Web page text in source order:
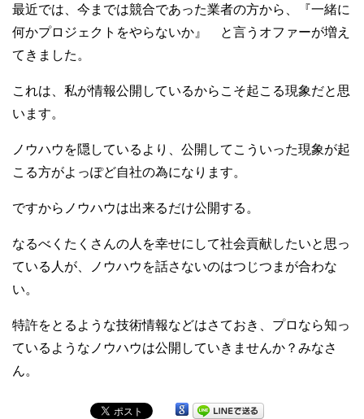
最近では、今までは競合であった業者の方から、『一緒に
何かプロジェクトをやらないか』 と言うオファーが増え
てきました。
これは、私が情報公開しているからこそ起こる現象だと思
います。
ノウハウを隠しているより、公開してこういった現象が起
こる方がよっぽど自社の為になります。
ですからノウハウは出来るだけ公開する。
なるべくたくさんの人を幸せにして社会貢献したいと思っ
ている人が、ノウハウを話さないのはつじつまが合わな
い。
特許をとるような技術情報などはさておき、プロなら知っ
ているようなノウハウは公開していきませんか？みなさ
ん。